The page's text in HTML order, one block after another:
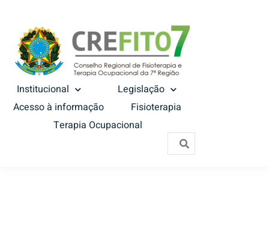
Institucional
Legislação
Acesso à informação
Fisioterapia
Terapia Ocupacional